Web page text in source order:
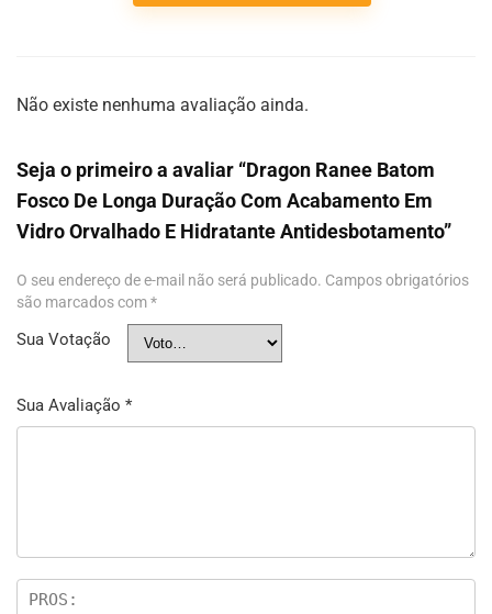
Não existe nenhuma avaliação ainda.
Seja o primeiro a avaliar “Dragon Ranee Batom
Fosco De Longa Duração Com Acabamento Em
Vidro Orvalhado E Hidratante Antidesbotamento”
O seu endereço de e-mail não será publicado. Campos obrigatórios
são marcados com*
Sua Votação
Sua Avaliação *